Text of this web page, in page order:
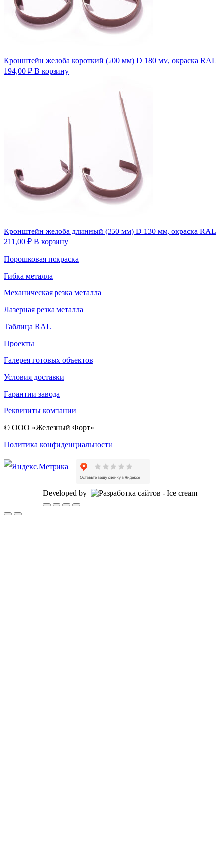
Кронштейн желоба короткий (200 мм) D 180 мм, окраска RAL
194,00 ₽ В корзину
Кронштейн желоба длинный (350 мм) D 130 мм, окраска RAL
211,00 ₽ В корзину
Порошковая покраска
Гибка металла
Механическая резка металла
Лазерная резка металла
Таблица RAL
Проекты
Галерея готовых объектов
Условия доставки
Гарантии завода
Реквизиты компании
© ООО «Железный Форт»
Политика конфиденциальности
Developed by